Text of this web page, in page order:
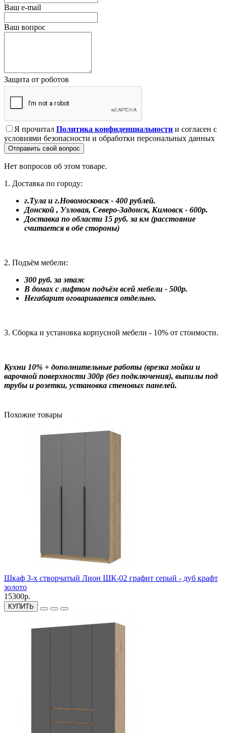
Ваш e-mail
Ваш вопрос
Защита от роботов
Я прочитал Политика конфиденциальности и согласен с
условиями безопасности и обработки персональных данных
Отправить свой вопрос
Нет вопросов об этом товаре.
1. Доставка по городу:
г.Тула и г.Новомосковск - 400 рублей.
Донской , Узловая, Северо-Задонск, Кимовск - 600р.
Доставка по области 15 руб. за км (расстояние
считается в обе стороны)
2. Подъём мебели:
300 руб. за этаж
В домах с лифтом подъём всей мебели - 500р.
Негабарит оговаривается отдельно.
3. Сборка и установка корпусной мебели - 10% от стоимости.
Кухни 10% + дополнительные работы (врезка мойки и
варочной поверхности 300р (без подключения), выпилы под
трубы и розетки, установка стеновых панелей.
Похожие товары
Шкаф 3-х створчатый Лион ШК-02 графит серый - дуб крафт
золото
15300р.
КУПИТЬ